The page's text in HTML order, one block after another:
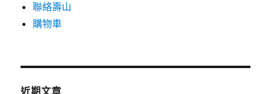
聯絡壽山
購物車
近期文章